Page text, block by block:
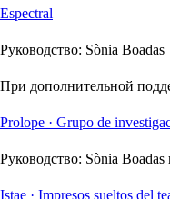
Espectral
Руководство: Sònia Boadas
При дополнительной
Prolope · Grupo de
Руководство: Sònia
Istae · Impresos sueltos del